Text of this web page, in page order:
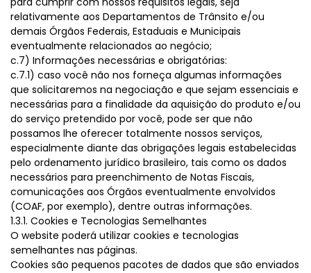
relativamente aos Departamentos de Trânsito e/ou
demais Órgãos Federais, Estaduais e Municipais
eventualmente relacionados ao negócio;
c.7) Informações necessárias e obrigatórias:
c.7.1) caso você não nos forneça algumas informações
que solicitaremos na negociação e que sejam essenciais e
necessárias para a finalidade da aquisição do produto e/ou
do serviço pretendido por você, pode ser que não
possamos lhe oferecer totalmente nossos serviços,
especialmente diante das obrigações legais estabelecidas
pelo ordenamento jurídico brasileiro, tais como os dados
necessários para preenchimento de Notas Fiscais,
comunicações aos Órgãos eventualmente envolvidos
(COAF, por exemplo), dentre outras informações.
1.3.1. Cookies e Tecnologias Semelhantes
O website poderá utilizar cookies e tecnologias
semelhantes nas páginas.
Cookies são pequenos pacotes de dados que são enviados